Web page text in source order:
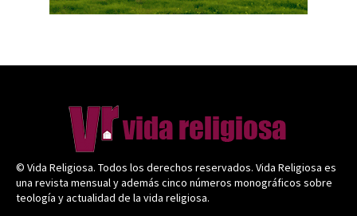
© Vida Religiosa. Todos los derechos reservados. Vida Religiosa es
una revista mensual y además cinco números monográficos sobre
teología y actualidad de la vida religiosa.